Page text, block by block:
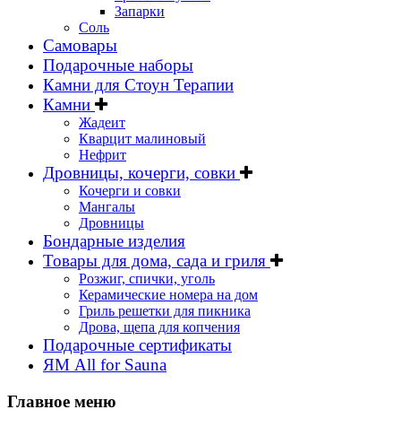
Запарки
Соль
Самовары
Подарочные наборы
Камни для Стоун Терапии
Камни
Жадеит
Кварцит малиновый
Нефрит
Дровницы, кочерги, совки
Кочерги и совки
Мангалы
Дровницы
Бондарные изделия
Товары для дома, сада и гриля
Розжиг, спички, уголь
Керамические номера на дом
Гриль решетки для пикника
Дрова, щепа для копчения
Подарочные сертификаты
ЯМ All for Sauna
Главное меню